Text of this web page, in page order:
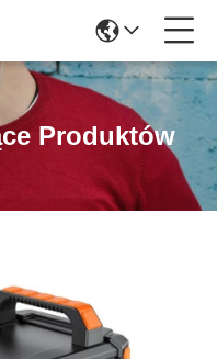
Produktów